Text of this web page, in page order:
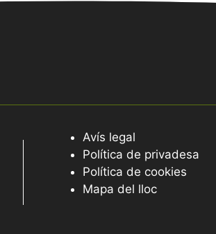
Avís legal
Política de privadesa
Política de cookies
Mapa del lloc